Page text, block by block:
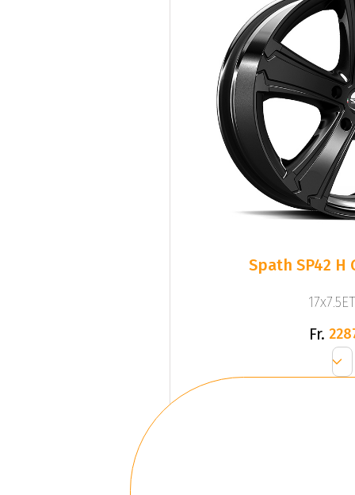
Spath SP42 H
Fr.